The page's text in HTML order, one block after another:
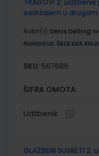
TRAGOVI 2;
sadržajem u
Autor(i): Denis Detling
Nakladnik: ŠKOLSKA
SKU: 567686
ŠIFRA OMOTA:
Udžbenik
GLAZBENI SUSRETI